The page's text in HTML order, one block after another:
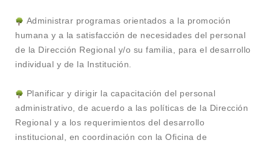
Administrar programas orientados a la promoción
humana y a la satisfacción de necesidades del personal
de la Dirección Regional y/o su familia, para el desarrollo
individual y de la Institución.
Planificar y dirigir la capacitación del personal
administrativo, de acuerdo a las políticas de la Dirección
Regional y a los requerimientos del desarrollo
institucional, en coordinación con la Oficina de